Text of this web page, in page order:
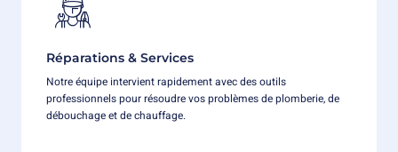
Réparations & Services
Notre équipe intervient rapidement avec des outils
professionnels pour résoudre vos problèmes de plomberie, de
débouchage et de chauffage.